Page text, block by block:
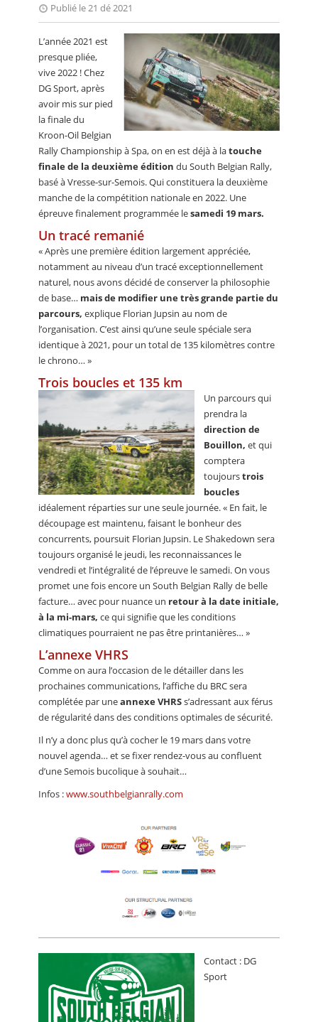
Publié le 21 dé 2021
L’année 2021 est
presque pliée,
vive 2022 ! Chez
DG Sport, après
avoir mis sur pied
la finale du
Kroon-Oil Belgian
Rally Championship à Spa, on en est déjà à latouche
finale de la deuxième édition du South Belgian Rally,
basé à Vresse-sur-Semois. Qui constituera la deuxième
manche de la compétition nationale en 2022. Une
épreuve finalement programmée lesamedi 19 mars.
Un tracé remanié
« Après une première édition largement appréciée,
notamment au niveau d’un tracé exceptionnellement
naturel, nous avons décidé de conserver la philosophie
de base… mais de modifier une très grande partie du
parcours, explique Florian Jupsin au nom de
l’organisation. C’est ainsi qu’une seule spéciale sera
identique à 2021, pour un total de 135 kilomètres contre
le chrono… »
Trois boucles et 135 km
Un parcours qui
prendra la
direction de
Bouillon, et qui
comptera
toujourstrois
boucles
idéalement réparties sur une seule journée. « En fait, le
découpage est maintenu, faisant le bonheur des
concurrents, poursuit Florian Jupsin. Le Shakedown sera
toujours organisé le jeudi, les reconnaissances le
vendredi et l’intégralité de l’épreuve le samedi. On vous
promet une fois encore un South Belgian Rally de belle
facture… avec pour nuance un retour à la date initiale,
à la mi-mars, ce qui signifie que les conditions
climatiques pourraient ne pas être printanières… »
L’annexe VHRS
Comme on aura l’occasion de le détailler dans les
prochaines communications, l’affiche du BRC sera
complétée par uneannexe VHRSs’adressant aux férus
de régularité dans des conditions optimales de sécurité.
Il n’y a donc plus qu’à cocher le 19 mars dans votre
nouvel agenda… et se fixer rendez-vous au confluent
d’une Semois bucolique à souhait…
Infos :www.southbelgianrally.com
Contact : DG
Sport